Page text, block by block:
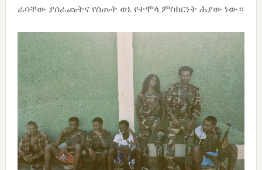
ራሳቸው ያሰራጩትና የሰጡት ወኔ የተሞላ ምስክርነት ሕያው ነው።